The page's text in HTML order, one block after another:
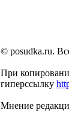
© posudka.ru.
При
гиперссылку
Мнение